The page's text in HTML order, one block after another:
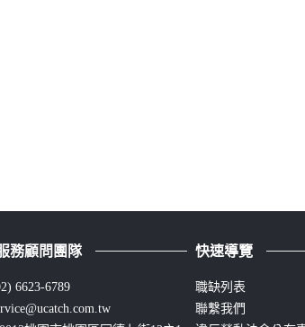
務顧問團隊
6623-6789
快速導覽
職缺列表
聯繫我們